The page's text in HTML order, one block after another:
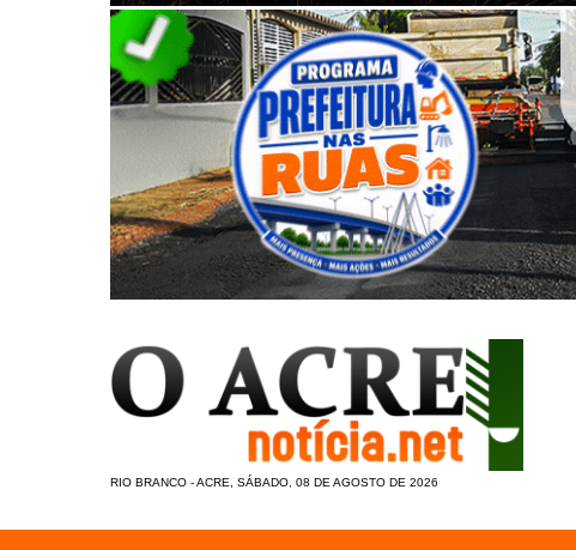
RIO BRANCO - ACRE, SÁBADO, 08 DE AGOSTO DE 2026